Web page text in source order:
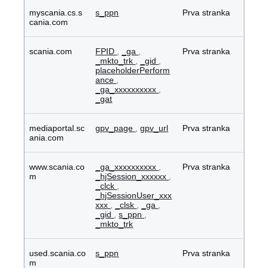
myscania.cs.s
cania.com
s_ppn Prva stranka
scania.com FPID _ga
_mkto_trk
_gid
placeholderPerform
ance
_ga_xxxxxxxxxx
_gat
Prva stranka
mediaportal.sc
ania.com
gpv_page ,gpv_url Prva stranka
www.scania.co
m
_ga_xxxxxxxxxx
_hjSession_xxxxxx
_clck
_hjSessionUser_xxx
xxx
_clsk _ga
_gid
,s_ppn
_mkto_trk
Prva stranka
used.scania.co
m
s_ppn Prva stranka